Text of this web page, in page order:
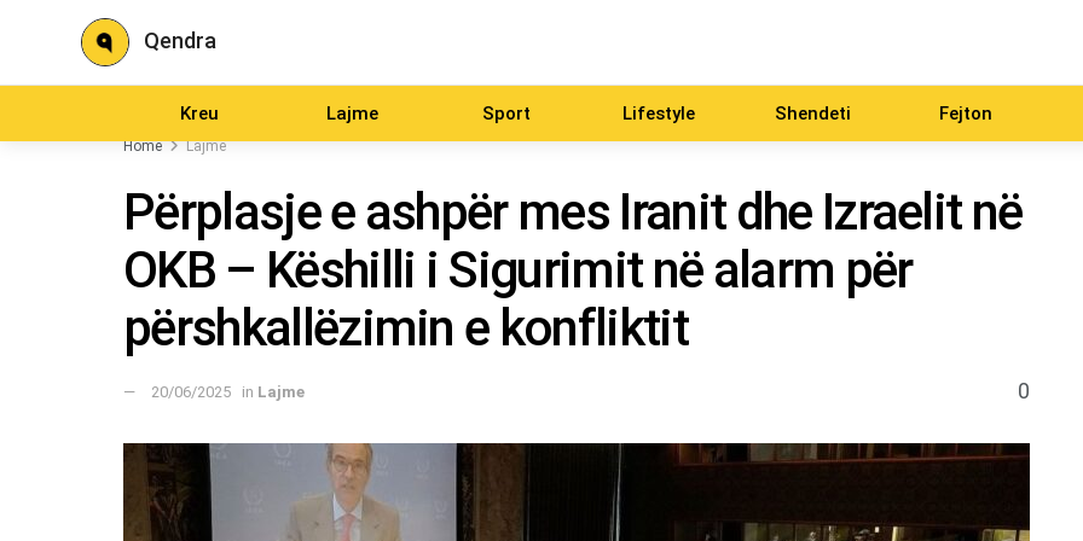
Qendra
Kreu Lajme Sport Lifestyle Shendeti Fejton
Home Lajme
Përplasje e ashpër mes Iranit dhe Izraelit në
OKB – Këshilli i Sigurimit në alarm për
përshkallëzimin e konfliktit
20/06/2025 in Lajme 0